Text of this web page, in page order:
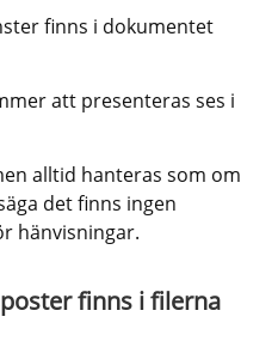
finns i dokumentet
att presenteras ses i
alltid hanteras som om
det finns ingen
hänvisningar.
finns i filerna